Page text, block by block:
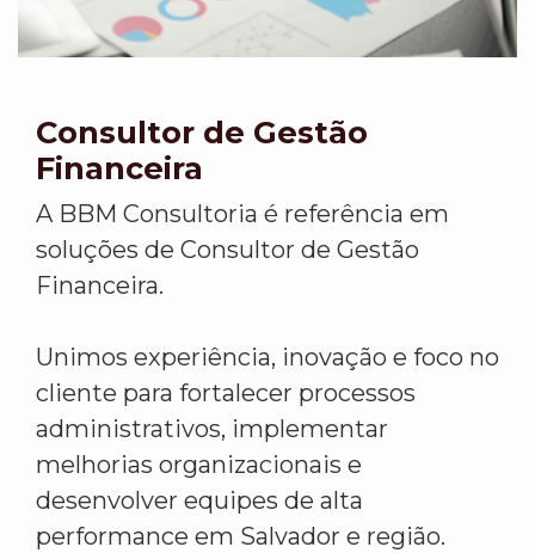
Consultor de Gestão
Financeira
A BBM Consultoria é referência em
soluções de Consultor de Gestão
Financeira.
Unimos experiência, inovação e foco no
cliente para fortalecer processos
administrativos, implementar
melhorias organizacionais e
desenvolver equipes de alta
performance em Salvador e região.